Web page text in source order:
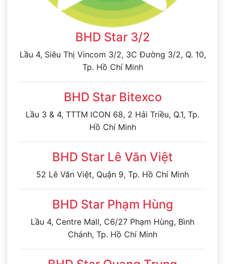
BHD Star 3/2
Lầu 4, Siêu Thị Vincom 3/2, 3C Đường 3/2, Q. 10,
Tp. Hồ Chí Minh
BHD Star Bitexco
Lầu 3 & 4, TTTM ICON 68, 2 Hải Triều, Q.1, Tp.
Hồ Chí Minh
BHD Star Lê Văn Việt
52 Lê Văn Việt, Quận 9, Tp. Hồ Chí Minh
BHD Star Phạm Hùng
Lầu 4, Centre Mall, C6/27 Phạm Hùng, Bình
Chánh, Tp. Hồ Chí Minh